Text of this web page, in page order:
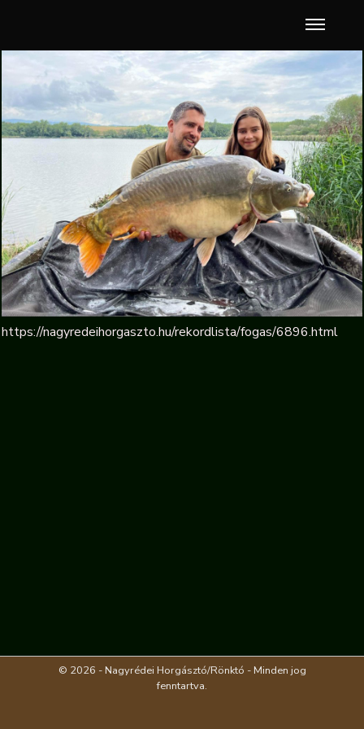
https://nagyredeihorgaszto.hu/rekordlista/fogas/6896.html
© 2026 - Nagyrédei Horgásztó/Rönktó - Minden jog
fenntartva.